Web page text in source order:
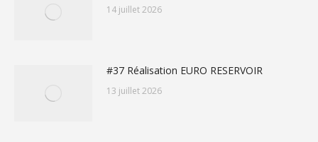
14 juillet 2026
#37 Réalisation EURO RESERVOIR
13 juillet 2026